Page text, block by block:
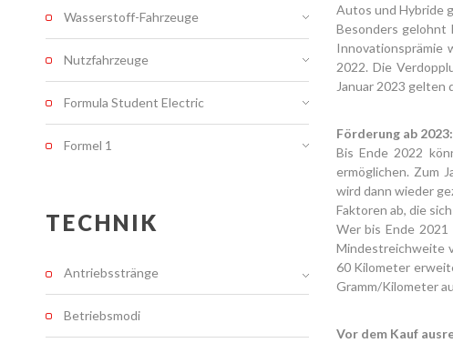
Autos und Hybride
Besonders gelohnt
Innovationsprämie
2022. Die
Januar 2023 gelten
Förderung ab
Bis Ende 2022
ermöglichen. Zum
wird dann wieder
Faktoren ab, die
Wer bis Ende
Mindestreichweite
60 Kilometer
Gramm/Kilometer
Vor dem Kauf
Wasserstoff-Fahrzeuge
Nutzfahrzeuge
Formula Student Electric
Formel 1
TECHNIK
Antriebsstränge
Betriebsmodi